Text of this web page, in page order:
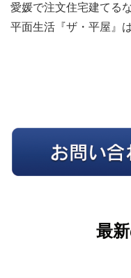
愛媛で注文住宅建てる
平面生活『ザ・平屋』
最